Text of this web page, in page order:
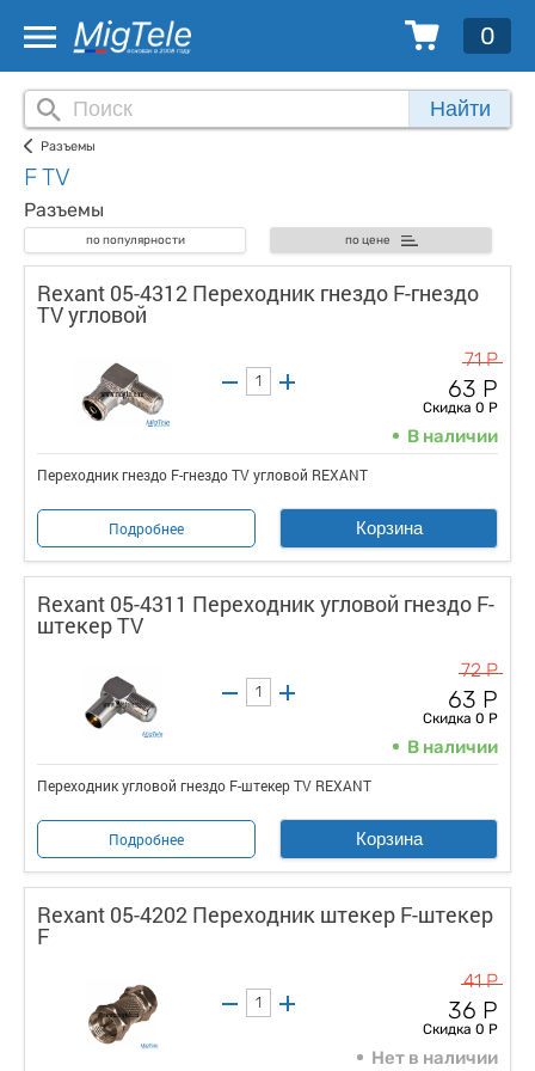
0
Найти
Разъемы
F TV
Разъемы
по популярности по цене
Rexant 05-4312 Переходник гнездо F-гнездо
TV угловой
71 Р
63 Р
Скидка 0 Р
В наличии
Переходник гнездо F-гнездо TV угловой REXANT
Подробнее Корзина
Rexant 05-4311 Переходник угловой гнездо F-
штекер TV
72 Р
63 Р
Скидка 0 Р
В наличии
Переходник угловой гнездо F-штекер TV REXANT
Подробнее Корзина
Rexant 05-4202 Переходник штекер F-штекер
F
41 Р
36 Р
Скидка 0 Р
Нет в наличии